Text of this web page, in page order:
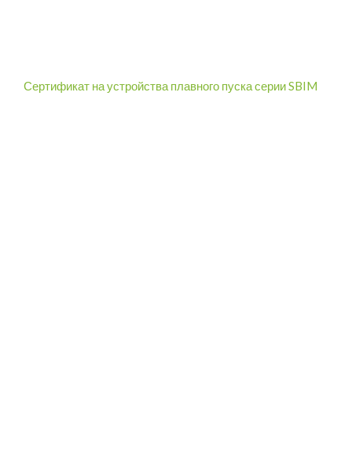
Сертификат на устройства плавного пуска серии SBIM